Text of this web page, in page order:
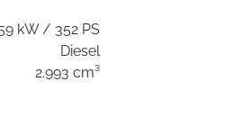
kW / 352 PS
Diesel
2.993 cm³